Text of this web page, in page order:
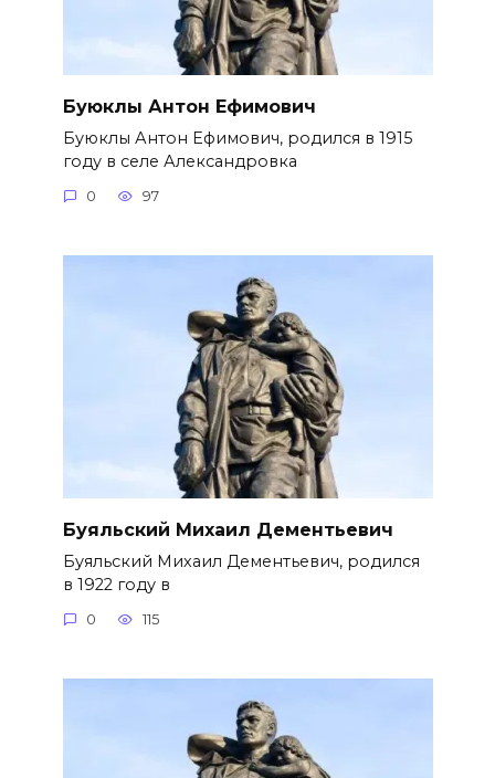
Буюклы Антон Ефимович
Буюклы Антон Ефимович, родился в 1915
году в селе Александровка
0 97
Буяльский Михаил Дементьевич
Буяльский Михаил Дементьевич, родился
в 1922 году в
0 115